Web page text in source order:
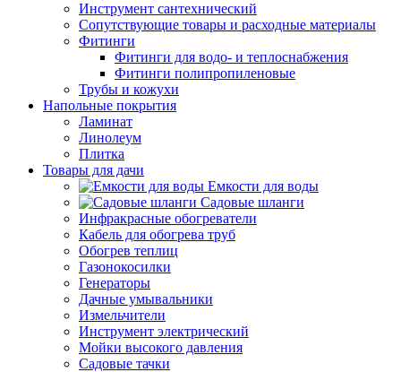
Инструмент сантехнический
Сопутствующие товары и расходные материалы
Фитинги
Фитинги для водо- и теплоснабжения
Фитинги полипропиленовые
Трубы и кожухи
Напольные покрытия
Ламинат
Линолеум
Плитка
Товары для дачи
Емкости для воды
Садовые шланги
Инфракрасные обогреватели
Кабель для обогрева труб
Обогрев теплиц
Газонокосилки
Генераторы
Дачные умывальники
Измельчители
Инструмент электрический
Мойки высокого давления
Садовые тачки